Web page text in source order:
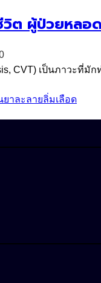
ต ผู้ป่วยหลอ
CVT) เป็นภาวะที่มั
ยาละลายลิ่มเลือด